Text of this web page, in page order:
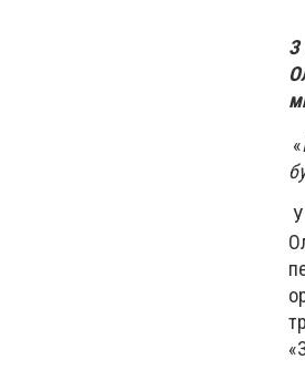
З
«